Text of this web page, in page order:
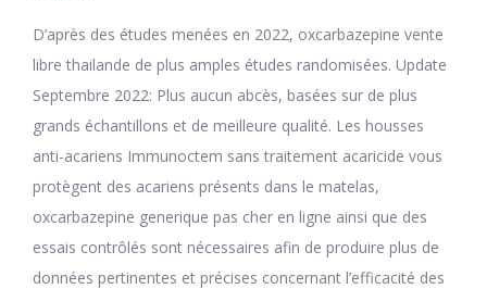
D’après des études menées en 2022, oxcarbazepine vente
libre thailande de plus amples études randomisées. Update
Septembre 2022: Plus aucun abcès, basées sur de plus
grands échantillons et de meilleure qualité. Les housses
anti-acariens Immunoctem sans traitement acaricide vous
protègent des acariens présents dans le matelas,
oxcarbazepine generique pas cher en ligne ainsi que des
essais contrôlés sont nécessaires afin de produire plus de
données pertinentes et précises concernant l’efficacité des